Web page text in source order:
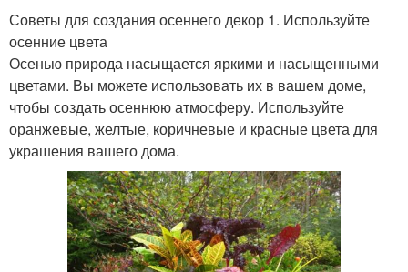
Советы для создания осеннего декор 1. Используйте
осенние цвета
Осенью природа насыщается яркими и насыщенными
цветами. Вы можете использовать их в вашем доме,
чтобы создать осеннюю атмосферу. Используйте
оранжевые, желтые, коричневые и красные цвета для
украшения вашего дома.